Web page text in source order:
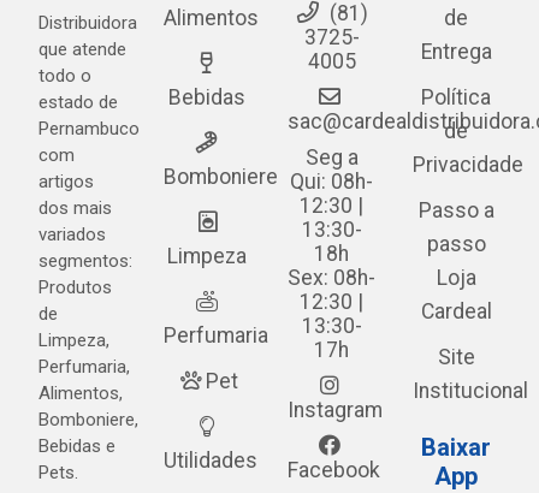
Distribuidora
que atende
todo o
estado de
Pernambuco
com
artigos
dos mais
variados
segmentos:
Produtos
de
Limpeza,
Perfumaria,
Alimentos,
Bomboniere,
Bebidas e
Pets.
Alimentos
Bebidas
Bomboniere
Limpeza
Perfumaria
Pet
Utilidades
(81)
3725-
4005
Seg a
Qui: 08h-
12:30 |
13:30-
18h
Sex: 08h-
12:30 |
13:30-
17h
Instagram
Facebook
de
Entrega
Política
de
Privacidade
Passo a
passo
Loja
Cardeal
Site
Institucional
Baixar
App